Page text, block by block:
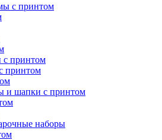
с принтом
принтом
принтом
и шапки с принтом
наборы